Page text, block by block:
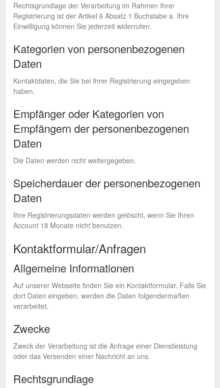
Rechtsgrundlage der Verarbeitung im Rahmen Ihrer
Registrierung ist der Artikel 6 Absatz 1 Buchstabe a. Ihre
Einwilligung können Sie jederzeit widerrufen.
Kategorien von personenbezogenen
Daten
Kontaktdaten, die Sie bei Ihrer Registrierung eingegeben
haben.
Empfänger oder Kategorien von
Empfängern der personenbezogenen
Daten
Die Daten werden nicht weitergegeben.
Speicherdauer der personenbezogenen
Daten
Ihre Registrierungsdaten werden gelöscht, wenn Sie Ihren
Account 18 Monate nicht benutzen.
Kontaktformular/Anfragen
Allgemeine Informationen
Auf unserer Webseite finden Sie ein Kontaktformular. Falls Sie
dort Daten eingeben, werden die Daten folgendermaßen
verarbeitet.
Zwecke
Zweck der Verarbeitung ist die Anfrage einer Dienstleistung
oder das Versenden einer Nachricht an uns.
Rechtsgrundlage